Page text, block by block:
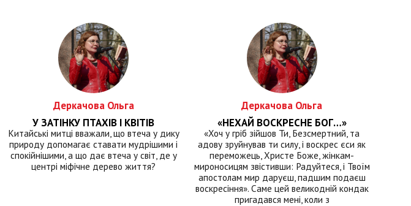
Деркачова Ольга
У ЗАТІНКУ ПТАХІВ І КВІТІВ
Китайські митці вважали, що втеча у дику
природу допомагає ставати мудрішими і
спокійнішими, а що дає втеча у світ, де у
центрі міфічне дерево життя?
Деркачова Ольга
«НЕХАЙ ВОСКРЕСНЕ БОГ…»
«Хоч у гріб зійшов Ти, Безсмертний, та
адову зруйнував ти силу, і воскрес єси як
переможець, Христе Боже, жінкам-
мироносицям звістивши: Радуйтеся, і Твоїм
апостолам мир даруєш, падшим подаєш
воскресіння». Саме цей великодній кондак
пригадався мені, коли з